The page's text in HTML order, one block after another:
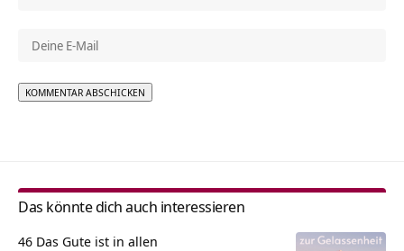
Das könnte dich auch interessieren
46 Das Gute ist in allen